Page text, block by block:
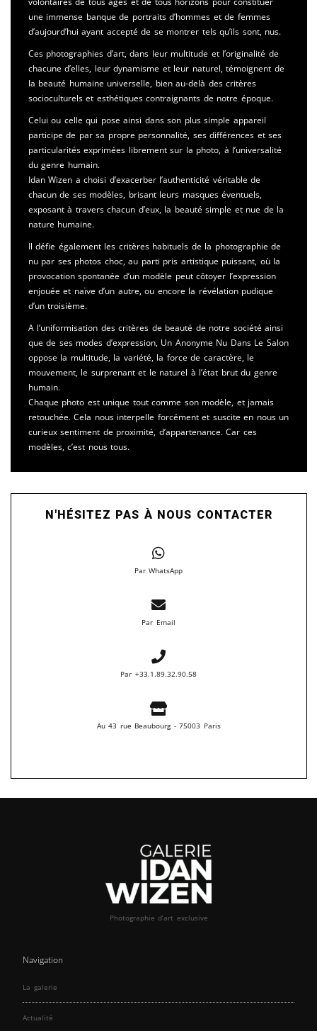
une immense banque de portraits d’hommes et de femmes
d’aujourd’hui ayant accepté de se montrer tels qu’ils sont, nus.
Ces photographies d’art, dans leur multitude et l’originalité de
chacune d’elles, leur dynamisme et leur naturel, témoignent de
la beauté humaine universelle, bien au-delà des critères
socioculturels et esthétiques contraignants de notre époque.
Celui ou celle qui pose ainsi dans son plus simple appareil
participe de par sa propre personnalité, ses différences et ses
particularités exprimées librement sur la photo, à l’universalité
du genre humain.
Idan Wizen a choisi d’exacerber l’authenticité véritable de
chacun de ses modèles, brisant leurs masques éventuels,
exposant à travers chacun d’eux, la beauté simple et nue de la
nature humaine.
Il défie également les critères habituels de la photographie de
nu par ses photos choc, au parti pris artistique puissant, où la
provocation spontanée d’un modèle peut côtoyer l’expression
enjouée et naïve d’un autre, ou encore la révélation pudique
d’un troisième.
A l’uniformisation des critères de beauté de notre société ainsi
que de ses modes d’expression, Un Anonyme Nu Dans Le Salon
oppose la multitude, la variété, la force de caractère, le
mouvement, le surprenant et le naturel à l’état brut du genre
humain.
Chaque photo est unique tout comme son modèle, et jamais
retouchée. Cela nous interpelle forcément et suscite en nous un
curieux sentiment de proximité, d’appartenance. Car ces
modèles, c’est nous tous.
N'HÉSITEZ PAS À NOUS CONTACTER
Par WhatsApp
Par Email
Par +33.1.89.32.90.58
Au 43 rue Beaubourg - 75003 Paris
Photographie d’art exclusive
Navigation
La galerie
Actualité